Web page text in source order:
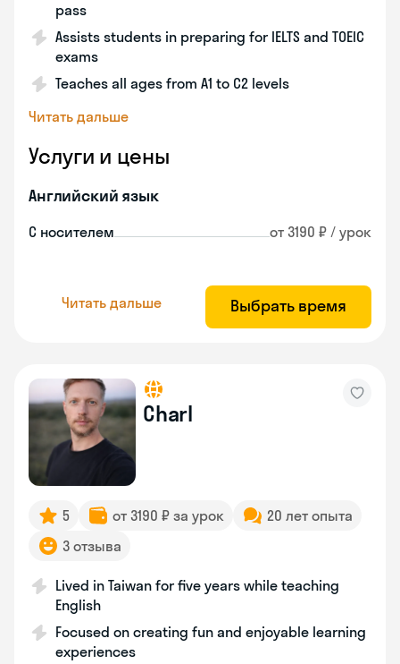
pass
Assists students in preparing for IELTS and TOEIC
exams
Teaches all ages from A1 to C2 levels
Читать дальше
Услуги и цены
Английский язык
С носителем от 3190 ₽ / урок
Читать дальше Выбрать время
Charl
5 от 3190 ₽ за урок
20 лет опыта
3 отзыва
Lived in Taiwan for five years while teaching
English
Focused on creating fun and enjoyable learning
experiences